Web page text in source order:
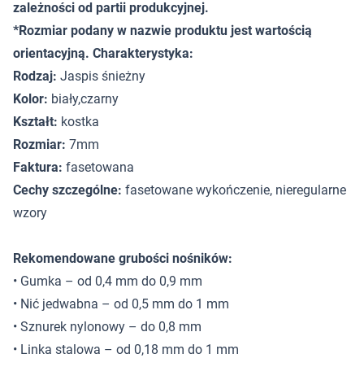
zależności od partii produkcyjnej.
*Rozmiar podany w nazwie produktu jest wartością
orientacyjną. Charakterystyka:
Rodzaj: Jaspis śnieżny
Kolor: biały,czarny
Kształt: kostka
Rozmiar: 7mm
Faktura: fasetowana
Cechy szczególne: fasetowane wykończenie, nieregularne
wzory
Rekomendowane grubości nośników:
• Gumka – od 0,4 mm do 0,9 mm
• Nić jedwabna – od 0,5 mm do 1 mm
• Sznurek nylonowy – do 0,8 mm
• Linka stalowa – od 0,18 mm do 1 mm